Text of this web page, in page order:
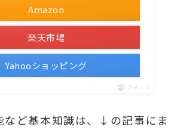
Amazon
楽天市場
Yahooショッピング
ポチップ
など基本知識は、↓の記事にま